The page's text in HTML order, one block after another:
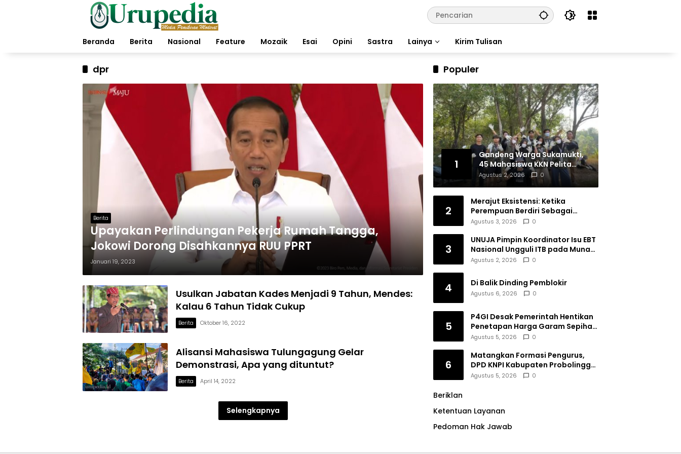
Beranda
Berita Nasional Feature Mozaik Esai Opini Sastra Lainya Kirim Tulisan
dpr
Berita
Upayakan Perlindungan Pekerja Rumah Tangga,
Jokowi Dorong Disahkannya RUU PPRT
Januari 19, 2023
Usulkan Jabatan Kades Menjadi 9 Tahun, Mendes:
Kalau 6 Tahun Tidak Cukup
Berita Oktober 16, 2022
Alisansi Mahasiswa Tulungagung Gelar
Demonstrasi, Apa yang dituntut?
Berita April 14, 2022
Selengkapnya
Populer
1
Gandeng Warga Sukamukti,
45 Mahasiswa KKN Pelita
Bangsa Bersihkan Drainase
Desa
Agustus 2, 2026 0
2
Merajut Eksistensi: Ketika
Perempuan Berdiri Sebagai
Subjek
Agustus 3, 2026 0
3
UNUJA Pimpin Koordinator Isu EBT
Nasional Ungguli ITB pada Munas
BEM SI XIX
Agustus 2, 2026 0
4 Di Balik Dinding Pemblokir
Agustus 6, 2026 0
5
P4GI Desak Pemerintah Hentikan
Penetapan Harga Garam Sepihak
oleh Pabrik
Agustus 5, 2026 0
6
Matangkan Formasi Pengurus,
DPD KNPI Kabupaten Probolinggo
Utamakan Komitmen dan Kinerja
Agustus 5, 2026 0
Beriklan
Ketentuan Layanan
Pedoman Hak Jawab